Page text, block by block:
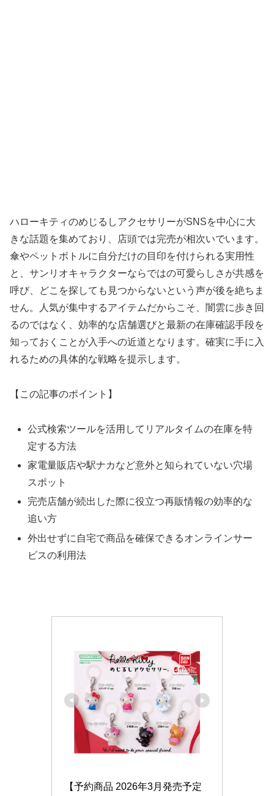
ハローキティのめじるしアクセサリーがSNSを中心に大
きな話題を集めており、店頭では完売が相次いでいます。
傘やペットボトルに自分だけの目印を付けられる実用性
と、サンリオキャラクターならではの可愛らしさが共感を
呼び、どこを探しても見つからないという声が後を絶ちま
せん。人気が集中するアイテムだからこそ、闇雲に歩き回
るのではなく、効率的な店舗選びと最新の在庫確認手段を
知っておくことが入手への近道となります。確実に手に入
れるための具体的な戦略を提示します。
【この記事のポイント】
公式検索ツールを活用してリアルタイムの在庫を特
定する方法
家電量販店や駅ナカなど意外と知られていない穴場
スポット
完売店舗が続出した際に役立つ再販情報の効率的な
追い方
外出せずに自宅で商品を確保できるオンラインサー
ビスの利用法
【予約商品 2026年3月発売予定